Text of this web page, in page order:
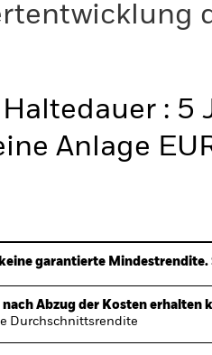
: 5
Anlage
garantierte
nach Abzug der Kosten erhalten
Durchschnittsrendite